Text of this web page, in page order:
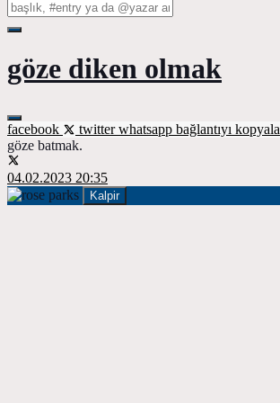
göze diken olmak
facebook twitterwhatsapp bağlantıyı kopyala
göze batmak.
04.02.2023 20:35
Kalpir